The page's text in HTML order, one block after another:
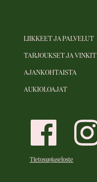
LIIKKEET JA PALVELUT
TARJOUKSET JA VINKIT
AJANKOHTAISTA
AUKIOLOAJAT
Tietosuojaseloste